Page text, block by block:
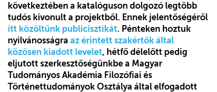
következtében a katalóguson dolgozó legtöbb
tudós kivonult a projektből. Ennek jelentőségéről
itt közöltünk publicisztikát. Pénteken hoztuk
nyilvánosságra az érintett szakértők által
közösen kiadott levelet, hétfő délelőtt pedig
eljutott szerkesztőségünkbe a Magyar
Tudományos Akadémia Filozófiai és
Történettudományok Osztálya által elfogadott